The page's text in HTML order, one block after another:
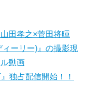
田孝之×菅田将暉
ーリー)』の撮影現
動画
独占配信開始！！